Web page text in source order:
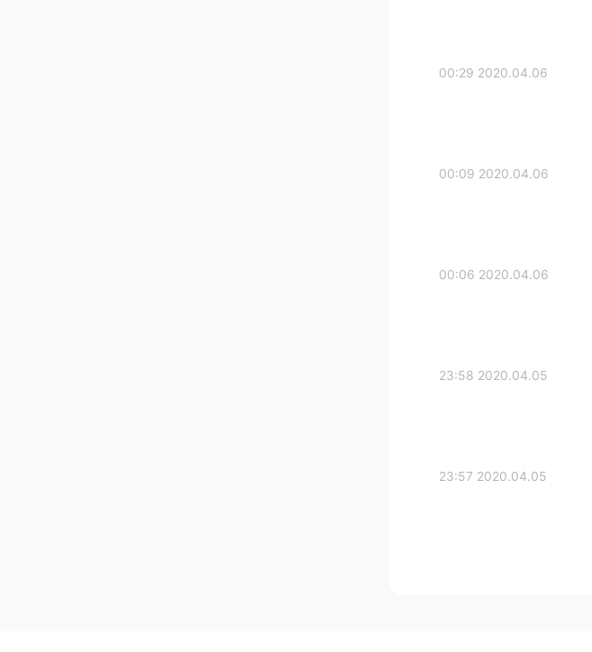
2020.04.06 00:29
2020.04.06 00:09
2020.04.06 00:06
2020.04.05 23:58
2020.04.05 23:57